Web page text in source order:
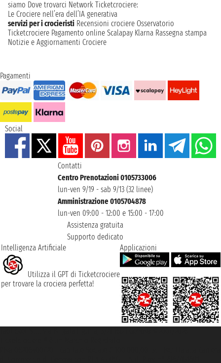
siamo Dove trovarci Network Ticketcrociere:
Le Crociere nell’era dell’IA generativa
servizi per i crocieristi Recensioni crociere Osservatorio
Ticketcrociere Pagamento online Scalapay Klarna Rassegna stampa
Notizie e Aggiornamenti Crociere
Pagamenti
Social
Contatti
Centro Prenotazioni 0105733006
lun-ven 9/19 - sab 9/13 (32 linee)
Amministrazione 0105704878
lun-ven 09:00 - 12:00 e 15:00 - 17:00
Assistenza gratuita
Supporto dedicato
Intelligenza Artificiale
Utilizza il GPT di Ticketcrociere
per trovare la crociera perfetta!
Applicazioni